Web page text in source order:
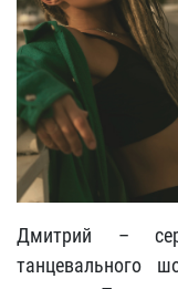
Дмитрий –
танцевального